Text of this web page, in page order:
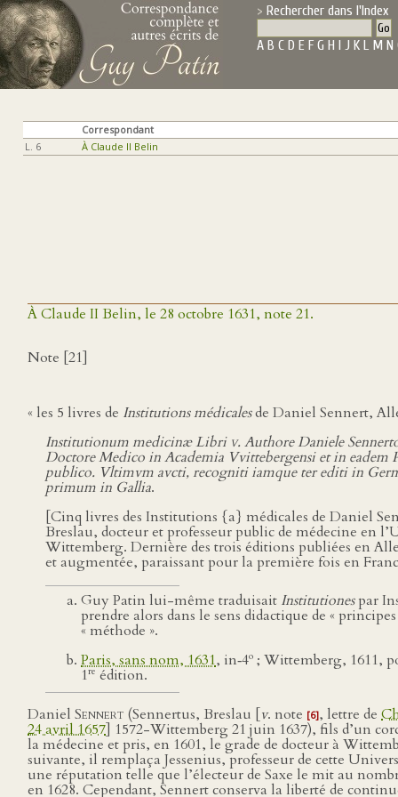
Rechercher dans l'Index
A B C D E F G H I J K L M N